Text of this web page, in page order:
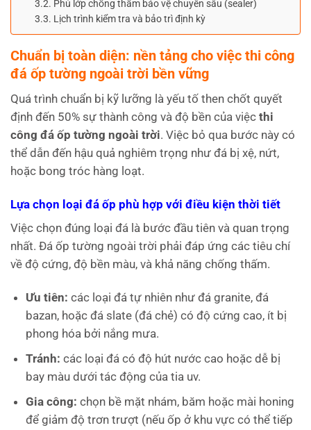
Phủ lớp chống thấm bảo vệ chuyên sâu (sealer)
Lịch trình kiểm tra và bảo trì định kỳ
Chuẩn bị toàn diện: nền tảng cho việc thi công
đá ốp tường ngoài trời bền vững
Quá trình chuẩn bị kỹ lưỡng là yếu tố then chốt quyết
định đến 50% sự thành công và độ bền của việc thi
công đá ốp tường ngoài trời. Việc bỏ qua bước này có
thể dẫn đến hậu quả nghiêm trọng như đá bị xệ, nứt,
hoặc bong tróc hàng loạt.
Lựa chọn loại đá ốp phù hợp với điều kiện thời tiết
Việc chọn đúng loại đá là bước đầu tiên và quan trọng
nhất. Đá ốp tường ngoài trời phải đáp ứng các tiêu chí
về độ cứng, độ bền màu, và khả năng chống thấm.
Ưu tiên: các loại đá tự nhiên như đá granite, đá
bazan, hoặc đá slate (đá chẻ) có độ cứng cao, ít bị
phong hóa bởi nắng mưa.
Tránh: các loại đá có độ hút nước cao hoặc dễ bị
bay màu dưới tác động của tia uv.
Gia công: chọn bề mặt nhám, băm hoặc mài honing
để giảm độ trơn trượt (nếu ốp ở khu vực có thể tiếp